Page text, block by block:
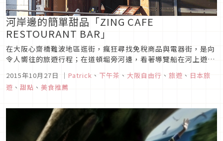
河岸邊的簡單甜品「ZING CAFE
RESTOURANT BAR」
在大阪心齋橋難波地區逛街，瘋狂尋找免稅商品與電器街，是向
令人嚮往的旅遊行程；在道頓堀旁河邊，看著導覽船在河上遊
行，邊欣賞夕陽即將西下之美的同時，發現了河岸邊的酒吧門
口，擺放著吸引人視線的冰淇淋招牌。走進感覺昏暗的地下一
樓，金黃色的陽光從窗口撒入，照亮了桌邊的一角；店員拿來菜
2015年10月27日 ｜ Patrick 、 下午茶 、 大阪自由行 、 旅遊 、 日本旅
遊 、 甜點 、 美食推薦